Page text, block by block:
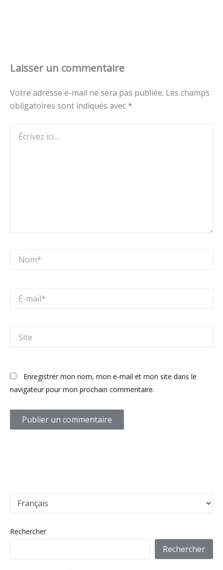
Laisser un commentaire
Votre adresse e-mail ne sera pas publiée. Les champs
obligatoires sont indiqués avec *
ici…
mail*
Enregistrer mon nom, mon e-mail et mon site dans le
navigateur pour mon prochain commentaire.
i
s
Rechercher
Rechercher